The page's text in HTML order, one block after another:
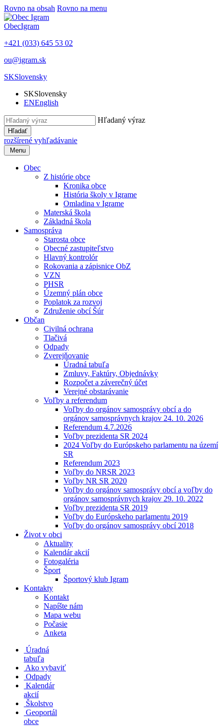
Rovno na obsah Rovno na menu
ObecIgram
+421 (033) 645 53 02
ou@igram.sk
SKSlovensky
SKSlovensky
ENEnglish
Hľadaný výraz
Hľadať
rozšírené vyhľadávanie
Menu
Obec
Z histórie obce
Kronika obce
História školy v Igrame
Omladina v Igrame
Materská škola
Základná škola
Samospráva
Starosta obce
Obecné zastupiteľstvo
Hlavný kontrolór
Rokovania a zápisnice ObZ
VZN
PHSR
Územný plán obce
Poplatok za rozvoj
Združenie obcí Šúr
Občan
Civilná ochrana
Tlačivá
Odpady
Zverejňovanie
Úradná tabuľa
Zmluvy, Faktúry, Objednávky
Rozpočet a záverečný účet
Verejné obstarávanie
Voľby a referendum
Voľby do orgánov samosprávy obcí a do
orgánov samosprávnych krajov 24. 10. 2026
Referendum 4.7.2026
Voľby prezidenta SR 2024
2024 Voľby do Európskeho parlamentu na území
SR
Referendum 2023
Voľby do NRSR 2023
Voľby NR SR 2020
Voľby do orgánov samosprávy obcí a voľby do
orgánov samosprávnych krajov 29. 10. 2022
Voľby prezidenta SR 2019
Voľby do Európskeho parlamentu 2019
Voľby do orgánov samosprávy obcí 2018
Život v obci
Aktuality
Kalendár akcií
Fotogaléria
Šport
Športový klub Igram
Kontakty
Kontakt
Napíšte nám
Mapa webu
Počasie
Anketa
Úradná
tabuľa
Ako vybaviť
Odpady
Kalendár
akcií
Školstvo
Geoportál
obce